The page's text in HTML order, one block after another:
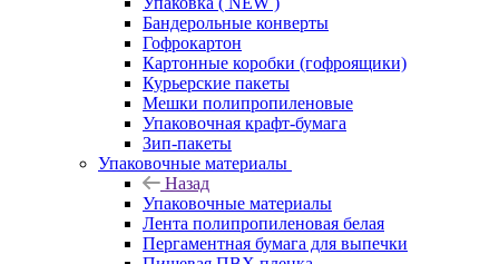
Бандерольные конверты
Гофрокартон
Картонные коробки (гофроящики)
Курьерские пакеты
Мешки полипропиленовые
Упаковочная крафт-бумага
Зип-пакеты
Упаковочные материалы
Назад
Упаковочные материалы
Лента полипропиленовая белая
Пергаментная бумага для выпечки